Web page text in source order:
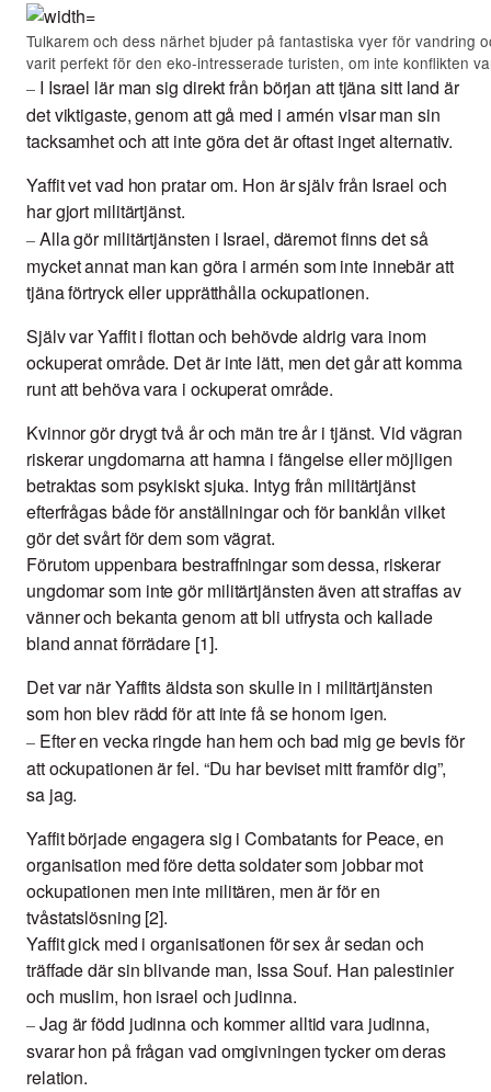
Tulkarem och dess närhet bjuder på fantastiska vyer för vandring
varit perfekt för den eko-intresserade turisten, om inte konflikten
– I Israel lär man sig direkt från början att tjäna sitt land är
det viktigaste, genom att gå med i armén visar man sin
tacksamhet och att inte göra det är oftast inget alternativ.
Yaffit vet vad hon pratar om. Hon är själv från Israel och
har gjort militärtjänst.
–Alla gör militärtjänsten i Israel, däremot finns det så
mycket annat man kan göra i armén som inte innebär att
tjäna förtryck eller upprätthålla ockupationen.
Själv var Yaffit i flottan och behövde aldrig vara inom
ockuperat område. Det är inte lätt, men det går att komma
runt att behöva vara i ockuperat område.
Kvinnor gör drygt två år och män tre år i tjänst. Vid vägran
riskerar ungdomarna att hamna i fängelse eller möjligen
betraktas som psykiskt sjuka. Intyg från militärtjänst
efterfrågas både för anställningar och för banklån vilket
gör det svårt för dem som vägrat.
Förutom uppenbara bestraffningar som dessa, riskerar
ungdomar som inte gör militärtjänsten även att straffas av
vänner och bekanta genom att bli utfrysta och kallade
bland annat förrädare [1].
Det var när Yaffits äldsta son skulle in i militärtjänsten
som hon blev rädd för att inte få se honom igen.
– Efter en vecka ringde han hem och bad mig ge bevis för
att ockupationen är fel. “Du har beviset mitt framför dig”,
sa jag.
Yaffit började engagera sig i Combatants for Peace, en
organisation med före detta soldater som jobbar mot
ockupationen men inte militären, men är för en
tvåstatslösning [2].
Yaffit gick med i organisationen för sex år sedan och
träffade där sin blivande man, Issa Souf. Han palestinier
och muslim, hon israel och judinna.
–Jag är född judinna och kommer alltid vara judinna,
svarar hon på frågan vad omgivningen tycker om deras
relation.